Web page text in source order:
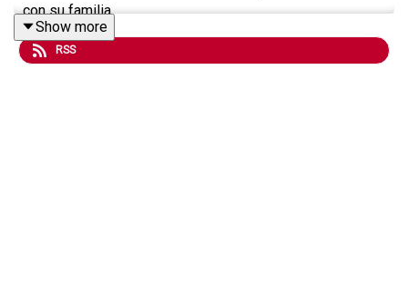
con su familia.
Show more
RSS